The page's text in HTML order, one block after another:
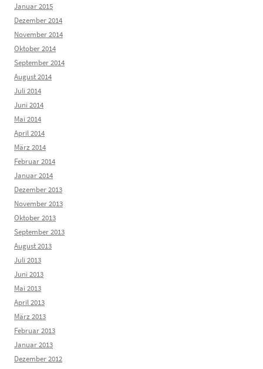
Januar 2015
Dezember 2014
November 2014
Oktober 2014
September 2014
August 2014
Juli 2014
Juni 2014
Mai 2014
April 2014
März 2014
Februar 2014
Januar 2014
Dezember 2013
November 2013
Oktober 2013
September 2013
August 2013
Juli 2013
Juni 2013
Mai 2013
April 2013
März 2013
Februar 2013
Januar 2013
Dezember 2012